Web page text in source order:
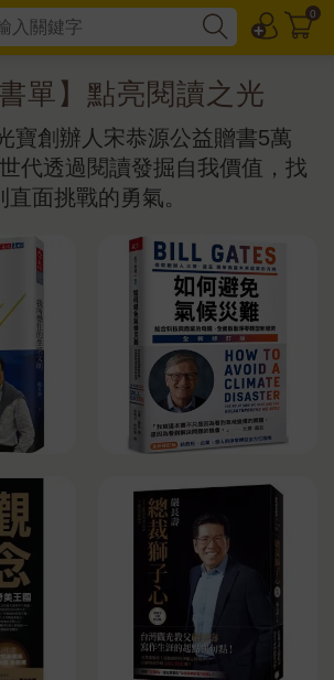
0
書單】點亮閱讀之光
寶創辦人宋恭源公益贈書5萬
代透過閱讀發掘自我價值，找
直面挑戰的勇氣。